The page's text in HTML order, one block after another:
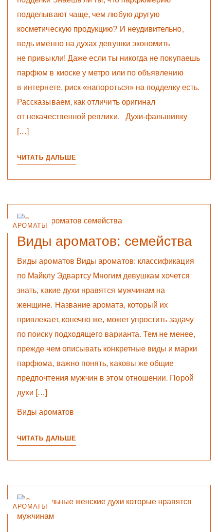
подделывают чаще, чем любую другую
косметическую продукцию? И неудивительно,
ведь именно на духах девушки экономить
не привыкли! Даже если ты никогда не покупаешь
парфюм в киоске у метро или по объявлению
в интернете, риск «напороться» на подделку есть.
Рассказываем, как отличить оригинал
от некачественной реплики. Духи-фальшивку
[…]
ЧИТАТЬ ДАЛЬШЕ
АРОМАТЫ
Виды ароматов: семейства
Виды ароматов Виды ароматов: классификация
по Майклу Эдвартсу Многим девушкам хочется
знать, какие духи нравятся мужчинам на
женщине. Название аромата, который их
привлекает, конечно же, может упростить задачу
по поиску подходящего варианта. Тем не менее,
прежде чем описывать конкретные виды и марки
парфюма, важно понять, каковы же общие
предпочтения мужчин в этом отношении. Порой
духи […]
Виды ароматов
ЧИТАТЬ ДАЛЬШЕ
АРОМАТЫ